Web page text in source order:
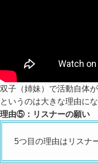
双子（姉妹）で活動自体
というのは大きな理由に
理由⑤：リスナーの願い
5つ目の理由はリスナ